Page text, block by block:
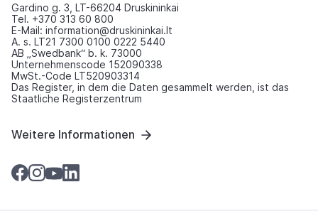
Gardino g. 3, LT-66204 Druskininkai
Tel. +370 313 60 800
E-Mail: information@druskininkai.lt
A. s. LT21 7300 0100 0222 5440
AB „Swedbank“ b. k. 73000
Unternehmenscode 152090338
MwSt.-Code LT520903314
Das Register, in dem die Daten gesammelt werden, ist das
Staatliche Registerzentrum
Weitere Informationen